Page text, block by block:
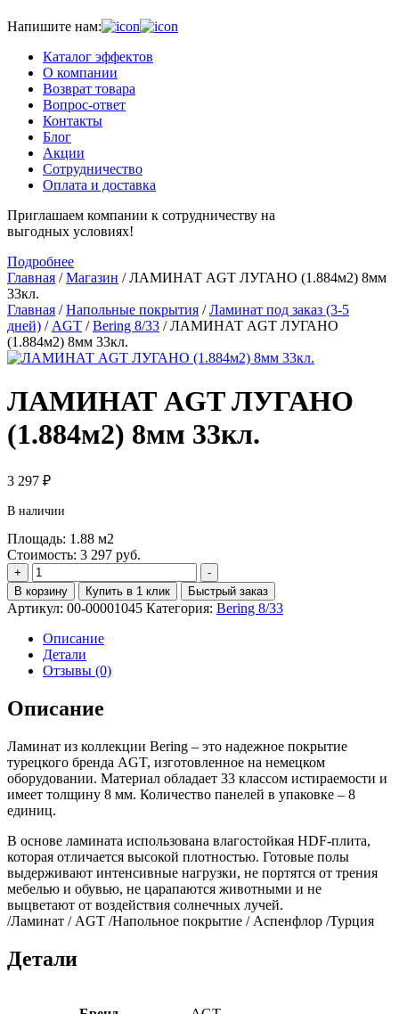
Напишите нам:
Каталог эффектов
О компании
Возврат товара
Вопрос-ответ
Контакты
Блог
Акции
Сотрудничество
Оплата и доставка
Приглашаем компании к сотрудничеству на
выгодных условиях!
Подробнее
Главная /Магазин /ЛАМИНАТ AGT ЛУГАНО (1.884м2) 8мм
33кл.
Главная /Напольные покрытия /Ламинат под заказ (3-5
дней) / AGT /Bering 8/33 / ЛАМИНАТ AGT ЛУГАНО
(1.884м2) 8мм 33кл.
ЛАМИНАТ AGT ЛУГАНО
(1.884м2) 8мм 33кл.
3 297 ₽
В наличии
Площадь: 1.88 м2
Стоимость: 3 297 руб.
+
Количество
товара
ЛАМИНАТ
AGT
ЛУГАНО
(1.884м2)
8мм
33кл.
-
В корзину
Купить в 1 клик Быстрый заказ
Артикул: 00-00001045 Категория: Bering 8/33
Описание
Детали
Отзывы (0)
Описание
Ламинат из коллекции Bering – это надежное покрытие
турецкого бренда AGT, изготовленное на немецком
оборудовании. Материал обладает 33 классом истираемости и
имеет толщину 8 мм. Количество панелей в упаковке – 8
единиц.
В основе ламината использована влагостойкая HDF-плита,
которая отличается высокой плотностью. Готовые полы
выдерживают интенсивные нагрузки, не портятся от трения
мебелью и обувью, не царапаются животными и не
выцветают от воздействия солнечных лучей.
/Ламинат / AGT /Напольное покрытие / Аспенфлор /Турция
Детали